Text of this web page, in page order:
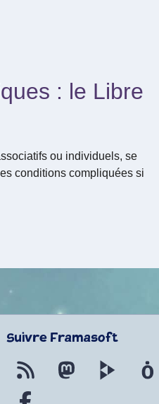
: le Libre
ou individuels, se
conditions compliquées si
Suivre Framasoft
Flux RSS Mastodon PeerTube